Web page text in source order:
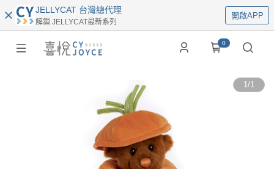
JELLYCAT 台灣總代理
解鎖 JELLYCAT最新系列
開啟APP
0
1/1